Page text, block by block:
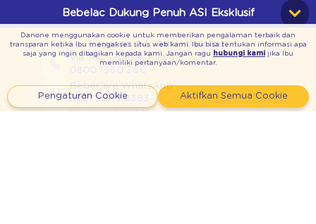
Bebelac Dukung Penuh ASI Eksklusif
Layanan 24 Jam untuk Ibu:
Via Telp (Bebas Biaya)
BebeCare WhatsApp
0821 2345 8383
Membership WhatsApp
Danone menggunakan cookie untuk memberikan pengalaman terbaik dan
transparan ketika Ibu mengakses situs web kami. Ibu bisa tentukan informasi apa
saja yang ingin dibagikan kepada kami. Jangan ragu hubungi kami jika Ibu
memiliki pertanyaan/komentar.
Pengaturan Cookie Aktifkan Semua Cookie